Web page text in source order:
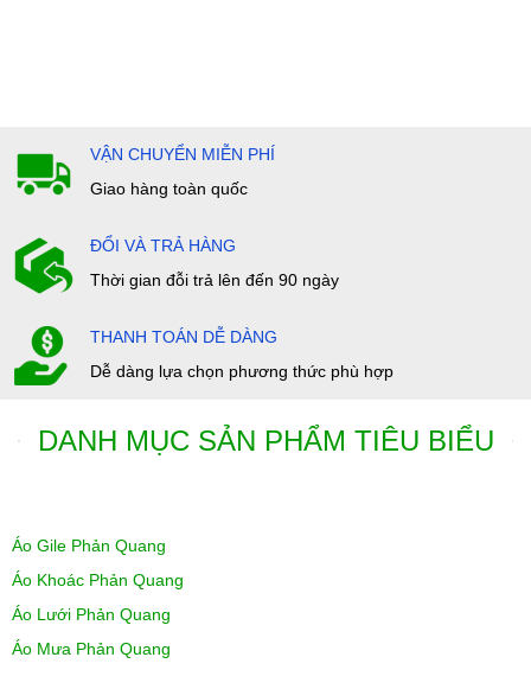
VẬN CHUYỂN MIỄN PHÍ
Giao hàng toàn quốc
ĐỔI VÀ TRẢ HÀNG
Thời gian đỗi trả lên đến 90 ngày
THANH TOÁN DỄ DÀNG
Dễ dàng lựa chọn phương thức phù hợp
DANH MỤC SẢN PHẨM TIÊU BIỂU
Áo Gile Phản Quang
Áo Khoác Phản Quang
Áo Lưới Phản Quang
Áo Mưa Phản Quang